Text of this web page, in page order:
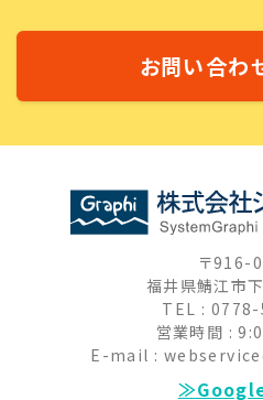
お問い合わ
〒916-
福井県鯖江市
TEL :
営業時間 :
E-mail :